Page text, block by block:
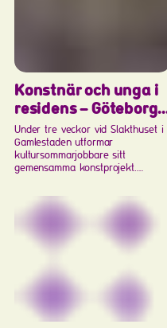
Konstnär och unga i
residens – Göteborgs
Konsthall och KAKA i
nytt samarbete
Under tre veckor vid Slakthuset i
Gamlestaden utformar
kultursommarjobbare sitt
gemensamma konstprojekt.
förkunskaper, med nyfikenhet,
utifrån egna erfarenheter och i